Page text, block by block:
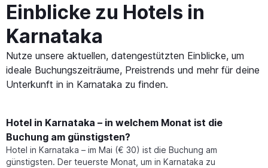
Einblicke zu Hotels in
Karnataka
Nutze unsere aktuellen, datengestützten Einblicke, um
ideale Buchungszeiträume, Preistrends und mehr für deine
Unterkunft in in Karnataka zu finden.
Hotel in Karnataka – in welchem Monat ist die
Buchung am günstigsten?
Hotel in Karnataka – im Mai (€ 30) ist die Buchung am
günstigsten. Der teuerste Monat, um in Karnataka zu